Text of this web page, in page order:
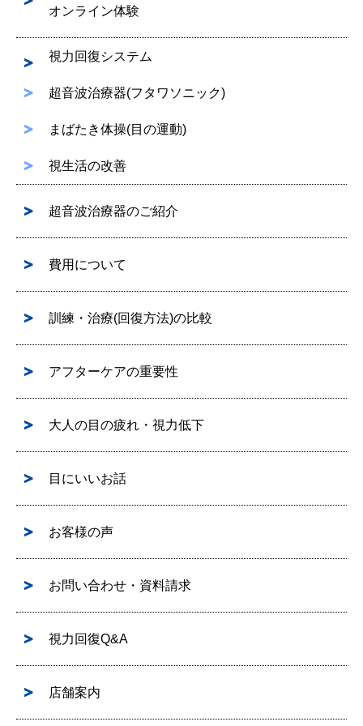
オンライン体験
視力回復システム
超音波治療器(フタワソニック)
まばたき体操(目の運動)
視生活の改善
超音波治療器のご紹介
費用について
訓練・治療(回復方法)の比較
アフターケアの重要性
大人の目の疲れ・視力低下
目にいいお話
お客様の声
お問い合わせ・資料請求
視力回復Q&A
店舗案内